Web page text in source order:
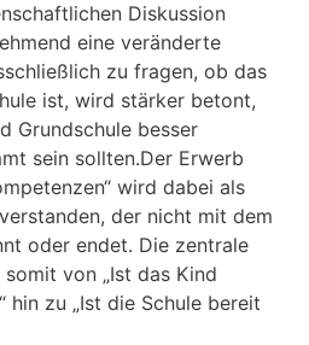
Diskussion
eine veränderte
zu fragen, ob das
ist, wird stärker betont,
Grundschule besser
sein sollten.Der Erwerb
wird dabei als
der nicht mit dem
oder endet. Die zentrale
von „Ist das Kind
hin zu „Ist die Schule bereit